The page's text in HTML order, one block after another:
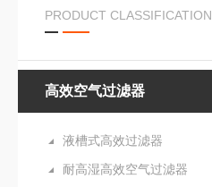
PRODUCT CLASSIFICATION
高效空气过滤器
液槽式高效过滤器
耐高湿高效空气过滤器